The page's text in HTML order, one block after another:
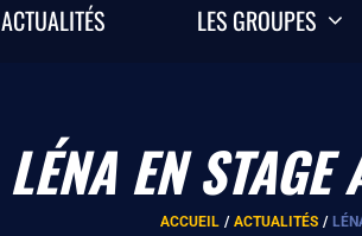
ACTUALITÉS LES GROUPES
LÉNA EN STAGE
ACCUEIL ACTUALITÉS